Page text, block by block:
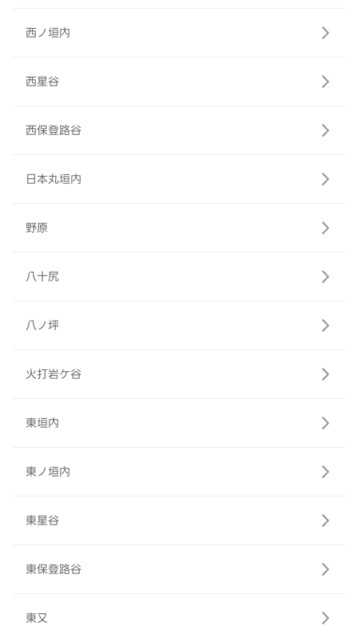
西ノ垣内
西星谷
西保登路谷
日本丸垣内
野原
八十尻
八ノ坪
火打岩ケ谷
東垣内
東ノ垣内
東星谷
東保登路谷
東又